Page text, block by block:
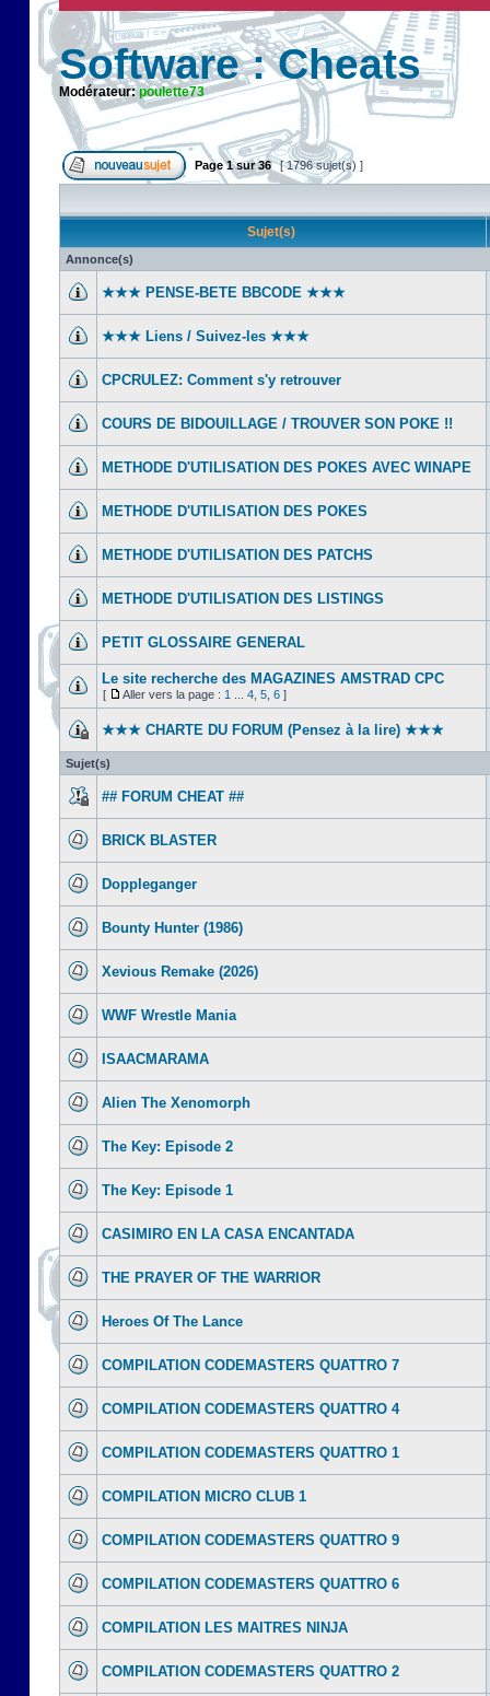
Software : Cheats
Modérateur:poulette73
Page1sur36 [ 1796 sujet(s) ]
Sujet(s)
Annonce(s)
★★★ PENSE-BETE BBCODE ★★★
★★★ Liens / Suivez-les ★★★
CPCRULEZ: Comment s'y retrouver‎
COURS DE BIDOUILLAGE / TROUVER SON POKE !!
METHODE D'UTILISATION DES POKES AVEC WINAPE
METHODE D'UTILISATION DES POKES
METHODE D'UTILISATION DES PATCHS
METHODE D'UTILISATION DES LISTINGS
PETIT GLOSSAIRE GENERAL
Le site recherche des MAGAZINES AMSTRAD CPC
[ Aller vers la page : 1 4 5 6 ]
★★★ CHARTE DU FORUM (Pensez à la lire) ★★★
Sujet(s)
## FORUM CHEAT ##
BRICK BLASTER
Doppleganger
Bounty Hunter (1986)
Xevious Remake (2026)
WWF Wrestle Mania
ISAACMARAMA
Alien The Xenomorph
The Key: Episode 2
The Key: Episode 1
CASIMIRO EN LA CASA ENCANTADA
THE PRAYER OF THE WARRIOR
Heroes Of The Lance
COMPILATION CODEMASTERS QUATTRO 7
COMPILATION CODEMASTERS QUATTRO 4
COMPILATION CODEMASTERS QUATTRO 1
COMPILATION MICRO CLUB 1
COMPILATION CODEMASTERS QUATTRO 9
COMPILATION CODEMASTERS QUATTRO 6
COMPILATION LES MAITRES NINJA
COMPILATION CODEMASTERS QUATTRO 2